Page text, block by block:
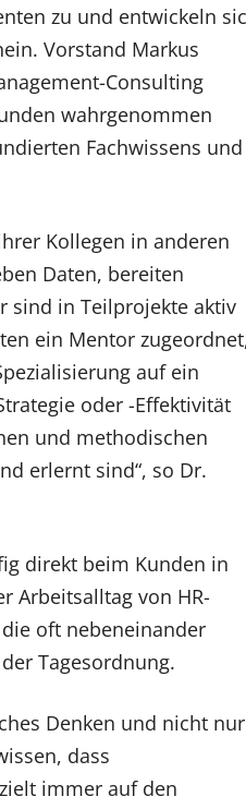
zu und entwickeln
Vorstand Markus
Consulting
wahrgenommen
Fachwissens und
Kollegen in anderen
Daten, bereiten
sind in Teilprojekte aktiv
ein Mentor
auf ein
oder -Effektivität
und methodischen
erlernt sind“, so Dr.
direkt beim Kunden in
Arbeitsalltag von HR-
oft nebeneinander
Tagesordnung.
Denken und nicht nur
dass
immer auf den